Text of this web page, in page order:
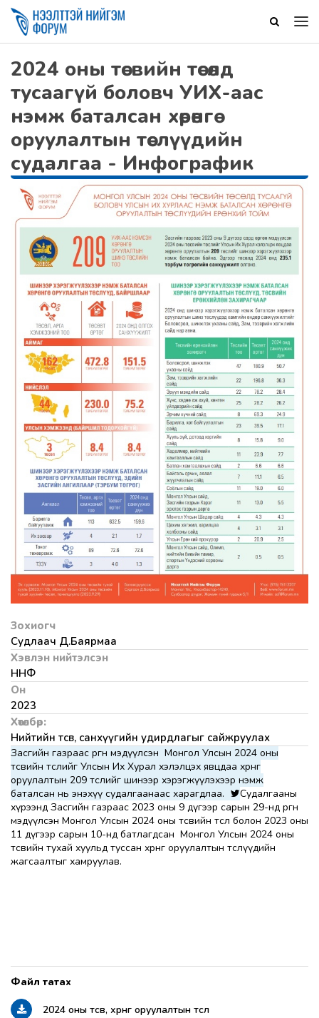
2024 оны төсвийн төсөлд
тусаагүй боловч УИХ-аас
нэмж баталсан хөрөнгө
оруулалтын төслүүдийн
судалгаа - Инфографик
Зохиогч
Судлаач Д.Баярмаа
Хэвлэн нийтэлсэн
ННФ
Он
2023
Хөтөлбөр:
Нийтийн төсөв, санхүүгийн удирдлагыг сайжруулах
Засгийн газраас өргөн мэдүүлсэн Монгол Улсын 2024 оны
төсвийн төслийг Улсын Их Хурал хэлэлцэх явцдаа хөрөнгө
оруулалтын 209 төслийг шинээр хэрэгжүүлэхээр нэмж
баталсан нь энэхүү судалгаанаас харагдлаа.
Судалгааны
хүрээнд Засгийн газраас 2023 оны 9 дүгээр сарын 29-нд өргөн
мэдүүлсэн Монгол Улсын 2024 оны төсвийн төсөл болон 2023 оны
11 дүгээр сарын 10-нд батлагдсан Монгол Улсын 2024 оны
төсвийн тухай хуульд туссан хөрөнгө оруулалтын төслүүдийн
жагсаалтыг хамруулав.
2024 оны төсөв, хөрөнгө оруулалтын төсөл